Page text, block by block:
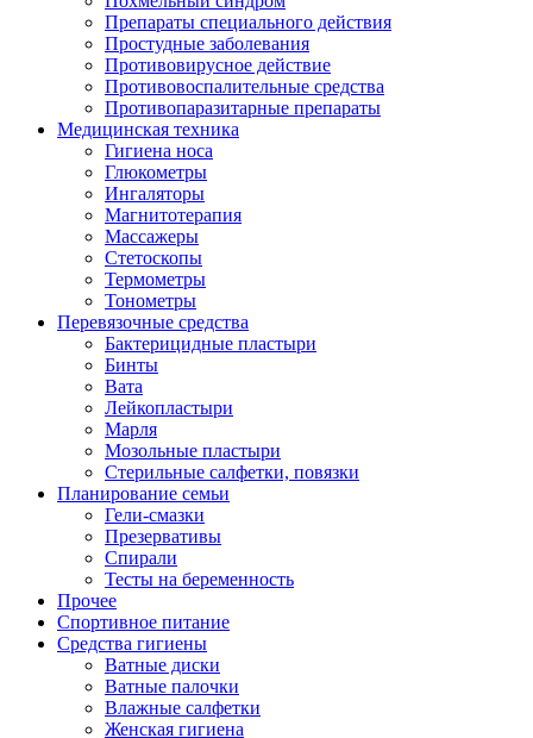
Препараты специального действия
Простудные заболевания
Противовирусное действие
Противовоспалительные средства
Противопаразитарные препараты
Медицинская техника
Гигиена носа
Глюкометры
Ингаляторы
Магнитотерапия
Массажеры
Стетоскопы
Термометры
Тонометры
Перевязочные средства
Бактерицидные пластыри
Бинты
Вата
Лейкопластыри
Марля
Мозольные пластыри
Стерильные салфетки, повязки
Планирование семьи
Гели-смазки
Презервативы
Спирали
Тесты на беременность
Прочее
Спортивное питание
Средства гигиены
Ватные диски
Ватные палочки
Влажные салфетки
Женская гигиена